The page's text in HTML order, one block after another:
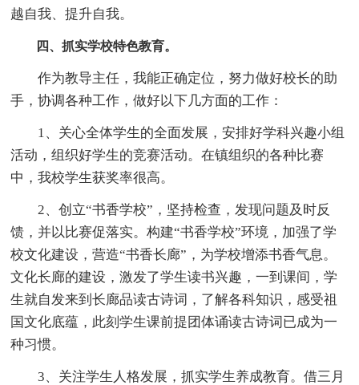
越自我、提升自我。
四、抓实学校特色教育。
作为教导主任，我能正确定位，努力做好校长的助
手，协调各种工作，做好以下几方面的工作：
1、关心全体学生的全面发展，安排好学科兴趣小组
活动，组织好学生的竞赛活动。在镇组织的各种比赛
中，我校学生获奖率很高。
2、创立“书香学校”，坚持检查，发现问题及时反
馈，并以比赛促落实。构建“书香学校”环境，加强了学
校文化建设，营造“书香长廊”，为学校增添书香气息。
文化长廊的建设，激发了学生读书兴趣，一到课间，学
生就自发来到长廊品读古诗词，了解各科知识，感受祖
国文化底蕴，此刻学生课前提团体诵读古诗词已成为一
种习惯。
3、关注学生人格发展，抓实学生养成教育。借三月